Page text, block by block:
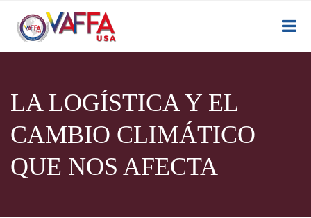
LA LOGÍSTICA Y EL
CAMBIO CLIMÁTICO
QUE NOS AFECTA